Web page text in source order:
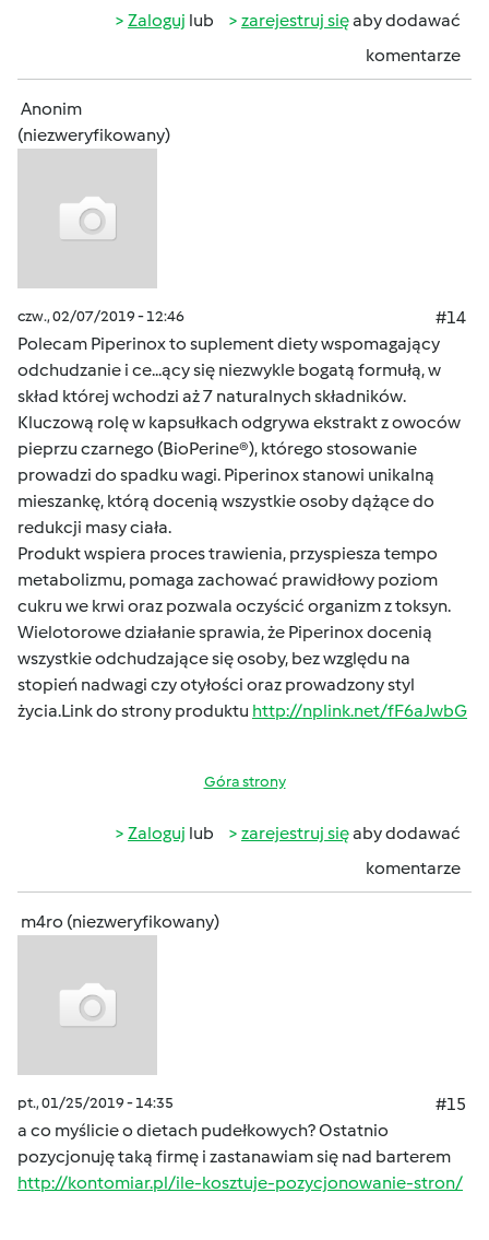
Zaloguj lub zarejestruj sięaby dodawać
komentarze
Anonim
(niezweryfikowany)
czw., 02/07/2019 - 12:46
#14
Polecam Piperinox to suplement diety wspomagający
odchudzanie i ce...ący się niezwykle bogatą formułą, w
skład której wchodzi aż 7 naturalnych składników.
Kluczową rolę w kapsułkach odgrywa ekstrakt z owoców
pieprzu czarnego (BioPerine®), którego stosowanie
prowadzi do spadku wagi. Piperinox stanowi unikalną
mieszankę, którą docenią wszystkie osoby dążące do
redukcji masy ciała.
Produkt wspiera proces trawienia, przyspiesza tempo
metabolizmu, pomaga zachować prawidłowy poziom
cukru we krwi oraz pozwala oczyścić organizm z toksyn.
Wielotorowe działanie sprawia, że Piperinox docenią
wszystkie odchudzające się osoby, bez względu na
stopień nadwagi czy otyłości oraz prowadzony styl
życia.Link do strony produktu http://nplink.net/fF6aJwbG
Góra strony
Zaloguj lub zarejestruj sięaby dodawać
komentarze
m4ro (niezweryfikowany)
pt., 01/25/2019 - 14:35
#15
a co myślicie o dietach pudełkowych? Ostatnio
pozycjonuję taką firmę i zastanawiam się nad barterem
http://kontomiar.pl/ile-kosztuje-pozycjonowanie-stron/